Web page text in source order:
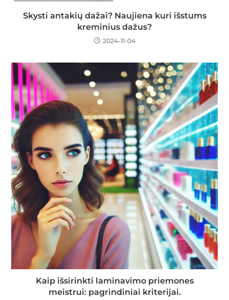
Skysti antakių dažai? Naujiena kuri išstums
kreminius dažus?
2024-11-04
Kaip išsirinkti laminavimo priemones
meistrui: pagrindiniai kriterijai.